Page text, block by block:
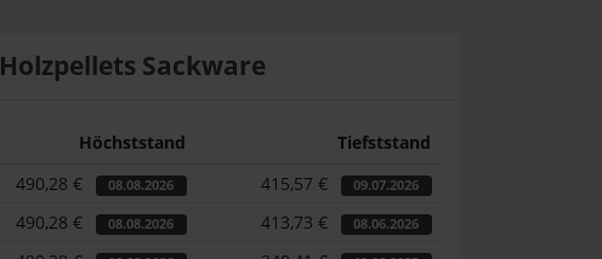
Holzpellets Sackware
Höchststand
Tiefststand
490,28 € 08.08.2026 415,57 € 09.07.2026
490,28 € 08.08.2026 413,73 € 08.06.2026